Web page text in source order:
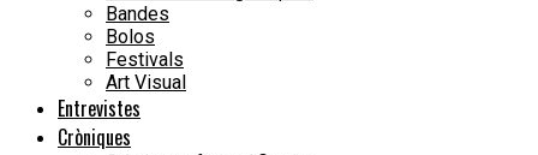
Bandes
Bolos
Festivals
Art Visual
Entrevistes
Cròniques